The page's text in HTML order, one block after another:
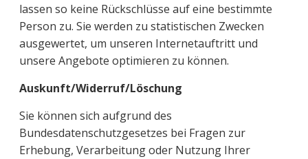
lassen so keine Rückschlüsse auf eine bestimmte
Person zu. Sie werden zu statistischen Zwecken
ausgewertet, um unseren Internetauftritt und
unsere Angebote optimieren zu können.
Auskunft/Widerruf/Löschung
Sie können sich aufgrund des
Bundesdatenschutzgesetzes bei Fragen zur
Erhebung, Verarbeitung oder Nutzung Ihrer